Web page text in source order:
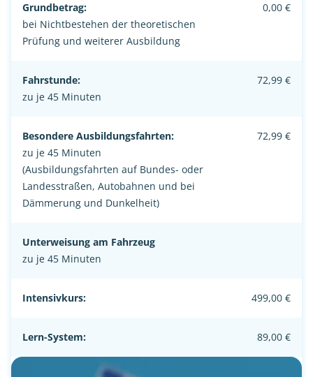
Grundbetrag:
bei Nichtbestehen der theoretischen
Prüfung und weiterer Ausbildung
0,00 €
Fahrstunde:
zu je 45 Minuten
72,99 €
Besondere Ausbildungsfahrten:
zu je 45 Minuten
(Ausbildungsfahrten auf Bundes- oder
Landesstraßen, Autobahnen und bei
Dämmerung und Dunkelheit)
72,99 €
Unterweisung am Fahrzeug
zu je 45 Minuten
Intensivkurs: 499,00 €
Lern-System: 89,00 €